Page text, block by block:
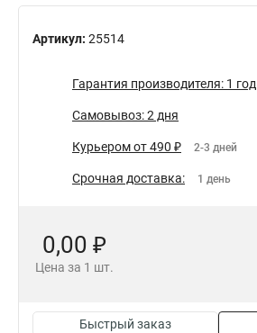
Артикул: 25514
Гарантия производителя: 1 год
Самовывоз: 2 дня
Курьером от 490 ₽ 2-3 дней
Срочная доставка: 1 день
0,00 ₽
Цена за 1 шт.
Быстрый заказ